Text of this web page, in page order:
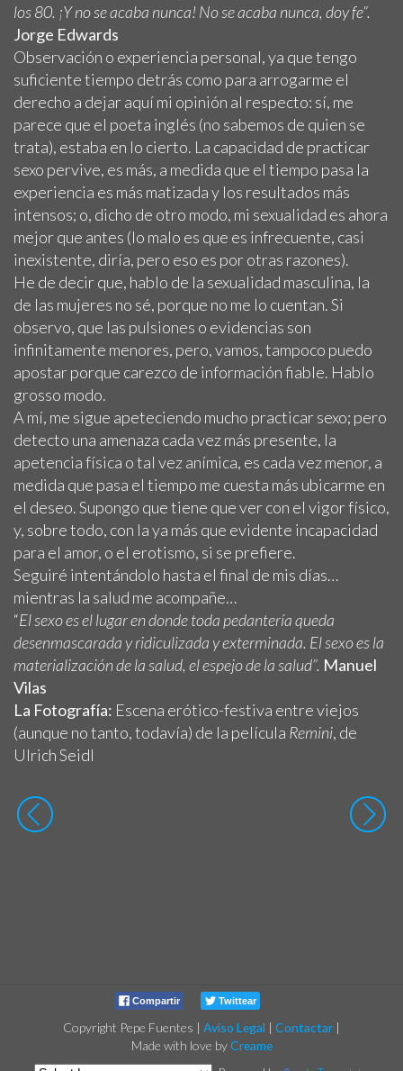
los 80. ¡Y no se acaba nunca! No se acaba nunca, doy fe”.
Jorge Edwards
Observación o experiencia personal, ya que tengo
suficiente tiempo detrás como para arrogarme el
derecho a dejar aquí mi opinión al respecto: sí, me
parece que el poeta inglés (no sabemos de quien se
trata), estaba en lo cierto. La capacidad de practicar
sexo pervive, es más, a medida que el tiempo pasa la
experiencia es más matizada y los resultados más
intensos; o, dicho de otro modo, mi sexualidad es ahora
mejor que antes (lo malo es que es infrecuente, casi
inexistente, diría, pero eso es por otras razones).
He de decir que, hablo de la sexualidad masculina, la
de las mujeres no sé, porque no me lo cuentan. Si
observo, que las pulsiones o evidencias son
infinitamente menores, pero, vamos, tampoco puedo
apostar porque carezco de información fiable. Hablo
grosso modo.
A mí, me sigue apeteciendo mucho practicar sexo; pero
detecto una amenaza cada vez más presente, la
apetencia física o tal vez anímica, es cada vez menor, a
medida que pasa el tiempo me cuesta más ubicarme en
el deseo. Supongo que tiene que ver con el vigor físico,
y, sobre todo, con la ya más que evidente incapacidad
para el amor, o el erotismo, si se prefiere.
Seguiré intentándolo hasta el final de mis días…
mientras la salud me acompañe…
“El sexo es el lugar en donde toda pedantería queda
desenmascarada y ridiculizada y exterminada. El sexo es la
materialización de la salud, el espejo de la salud”. Manuel
Vilas
La Fotografía: Escena erótico-festiva entre viejos
(aunque no tanto, todavía) de la película Remini, de
Ulrich Seidl
Compartir Twittear
Copyright Pepe Fuentes | Aviso Legal | Contactar |
Made with love byCreame